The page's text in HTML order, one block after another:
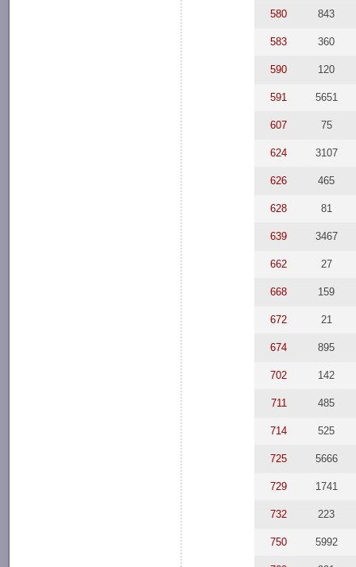
580 843
583 360
590 120
591 5651
607 75
624 3107
626 465
628 81
639 3467
662 27
668 159
672 21
674 895
702 142
711 485
714 525
725 5666
729 1741
732 223
750 5992